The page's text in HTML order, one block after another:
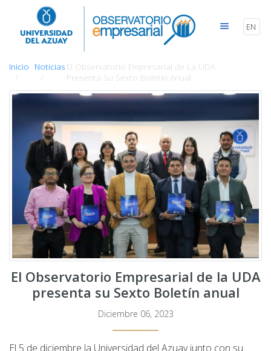
EN
Inicio Noticias El Observatorio Empresarial de La UDA
Presenta Su Sexto Boletín Anual
El Observatorio Empresarial de la UDA
presenta su Sexto Boletín anual
Diciembre 06, 2023
El 5 de diciembre la Universidad del Azuay junto con su